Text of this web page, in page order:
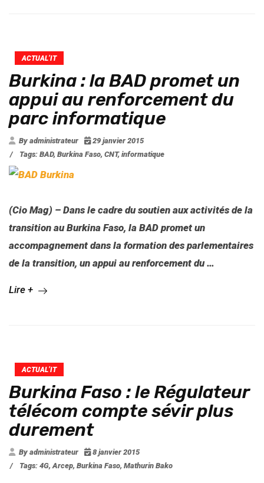
ACTUAL’IT
Burkina : la BAD promet un
appui au renforcement du
parc informatique
By administrateur
29 janvier 2015
/
Tags: BAD, Burkina Faso, CNT, informatique
(Cio Mag) – Dans le cadre du soutien aux activités de la
transition au Burkina Faso, la BAD promet un
accompagnement dans la formation des parlementaires
de la transition, un appui au renforcement du …
Lire +
ACTUAL’IT
Burkina Faso : le Régulateur
télécom compte sévir plus
durement
By administrateur
8 janvier 2015
/
Tags: 4G, Arcep, Burkina Faso, Mathurin Bako